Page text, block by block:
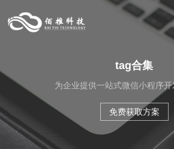
tag合集
为企业提供一站式微信小程序
免费获取方案